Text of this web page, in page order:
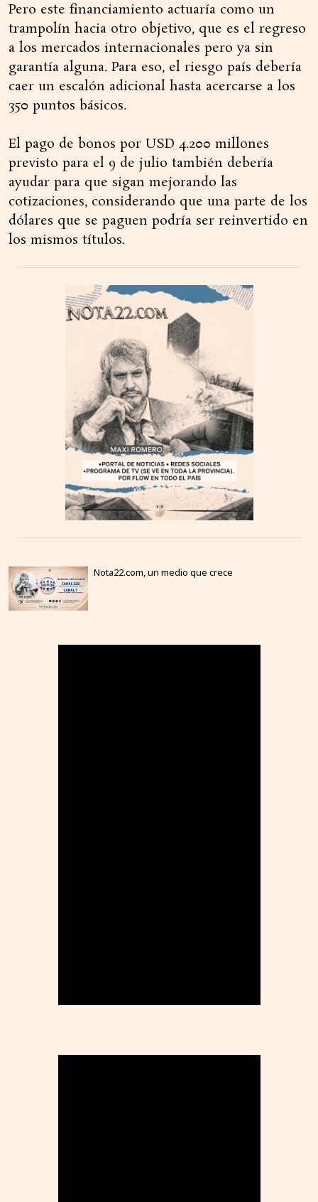
Pero este financiamiento actuaría como un
trampolín hacia otro objetivo, que es el regreso
a los mercados internacionales pero ya sin
garantía alguna. Para eso, el riesgo país debería
caer un escalón adicional hasta acercarse a los
350 puntos básicos.
El pago de bonos por USD 4.200 millones
previsto para el 9 de julio también debería
ayudar para que sigan mejorando las
cotizaciones, considerando que una parte de los
dólares que se paguen podría ser reinvertido en
los mismos títulos.
Nota22.com, un medio que crece